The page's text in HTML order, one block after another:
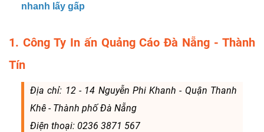
nhanh lấy gấp
1. Công Ty In ấn Quảng Cáo Đà Nẵng - Thành
Tín
Địa chỉ: 12 - 14 Nguyễn Phi Khanh - Quận Thanh
Khê - Thành phố Đà Nẵng
Điện thoại: 0236 3871 567